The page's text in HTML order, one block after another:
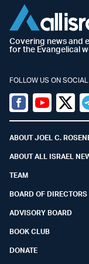
Covering news and
for the Evangelical
FOLLOW US ON
Facebook
Youtube
ABOUT JOEL C.
ABOUT ALL ISRAEL
TEAM
BOARD OF DIRECTORS
ADVISORY BOARD
BOOK CLUB
DONATE